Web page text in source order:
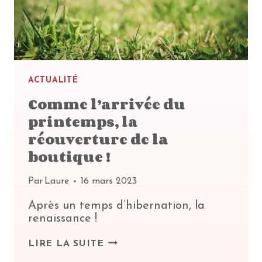
ACTUALITÉ
Comme l’arrivée du
printemps, la
réouverture de la
boutique !
Par Laure 16 mars 2023
Après un temps d’hibernation, la
renaissance !
LIRE LA SUITE COMME